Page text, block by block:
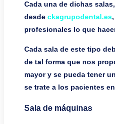
Cada una de dichas
desde ckagrupodental.es
profesionales lo que
Cada sala de este tipo
de tal forma que nos
mayor y se pueda tener
se trate a los pacientes
Sala de máquinas